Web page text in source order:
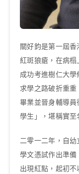
關好鈞是第一屆
紅斑狼瘡，在病
成功考進樹仁大
求學之路破折重
畢業並晉身輔導
學生」，堪稱實至
二零一二年，自
學文憑試作出準
出現紅點，起初